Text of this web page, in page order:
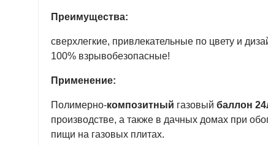
Преимущества:
сверхлегкие, привлекательные по цвету и
100% взрывобезопасные!
Применение:
Полимерно-композитный газовый баллон
производстве, а также в дачных домах при
пищи на газовых плитах.